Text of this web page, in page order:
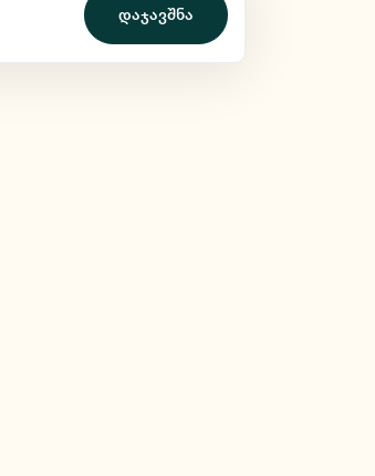
დაჯავშნა